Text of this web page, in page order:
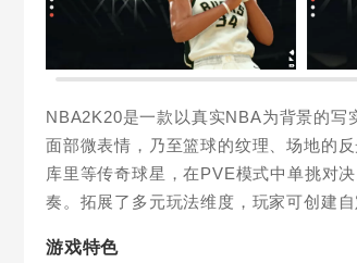
NBA2K20是一款以真实NBA为背景的写
面部微表情，乃至篮球的纹理、场地的
库里等传奇球星，在PVE模式中单挑对
奏。拓展了多元玩法维度，玩家可创建
游戏特色